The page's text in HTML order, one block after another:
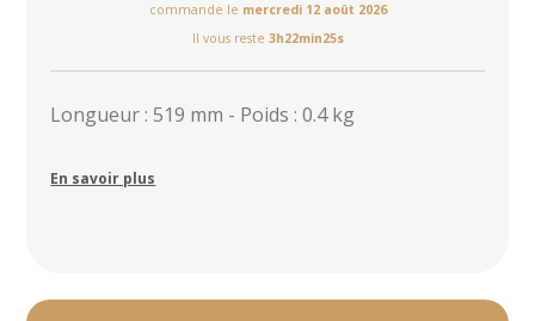
commande le mercredi 12 août 2026
Il vous reste 3h22min24s
Longueur : 519 mm - Poids : 0.4 kg
En savoir plus